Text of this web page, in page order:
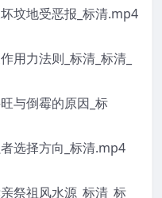
坟地受恶报_标清.mp4
用力法则_标清_标清_
与倒霉的原因_标
选择方向_标清.mp4
祭祖风水源_标清_标